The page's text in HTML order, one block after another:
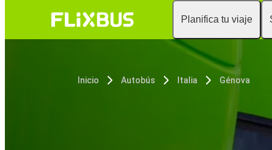
Planifica tu viaje
Inicio Autobús Italia Génova